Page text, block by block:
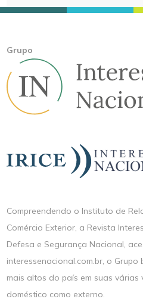
Grupo
Compreendendo o Instituto de
Comércio Exterior, a Revista
Defesa e Segurança Nacional,
interessenacional.com.br, o
mais altos do país em suas
doméstico como externo.